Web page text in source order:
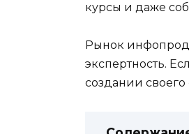
курсы и даже
Рынок
экспертность.
создании